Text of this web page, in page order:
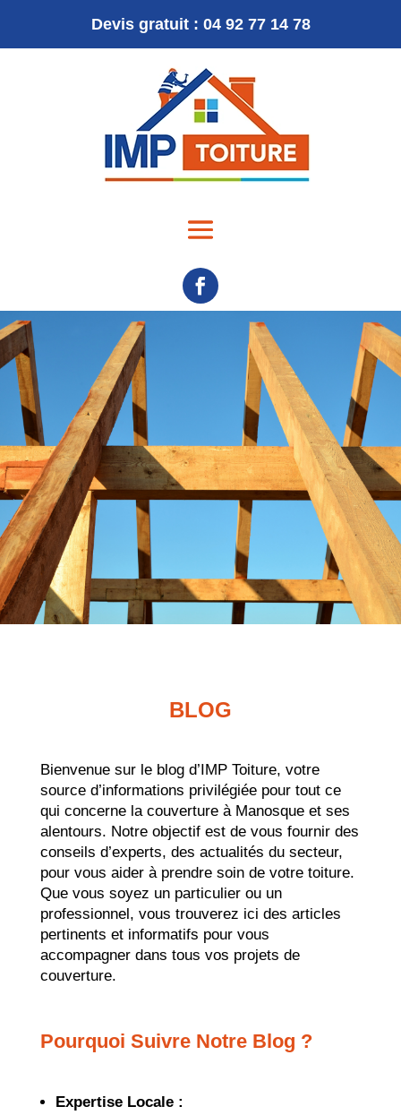
Devis gratuit : 04 92 77 14 78
BLOG
Bienvenue sur le blog d’IMP Toiture, votre
source d’informations privilégiée pour tout ce
qui concerne la couverture à Manosque et ses
alentours. Notre objectif est de vous fournir des
conseils d’experts, des actualités du secteur,
pour vous aider à prendre soin de votre toiture.
Que vous soyez un particulier ou un
professionnel, vous trouverez ici des articles
pertinents et informatifs pour vous
accompagner dans tous vos projets de
couverture.
Pourquoi Suivre Notre Blog ?
Expertise Locale :